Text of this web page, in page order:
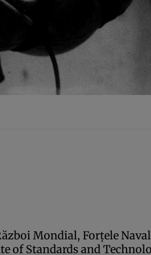
Mondial, Forţele
of Standards and